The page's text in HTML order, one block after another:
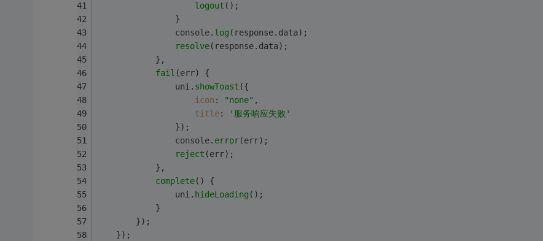
logout ();
                }
console. log (response. data);
resolve(response. data);
            },
fail (err) {
                uni.
showToast ({
icon : "none" ,
title:
'服务响应失败'
                });
console. error(err);
reject (err);
            },
complete( ) {
                uni.
hideLoading ();
            }
        });
    });